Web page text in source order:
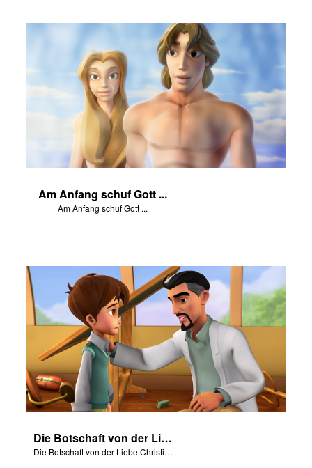
Am Anfang schuf Gott ...
Am Anfang schuf Gott ...
Die Botschaft von der Liebe Christi für uns mit Szenen von „Am Anfang“.
Die Botschaft von der Liebe Christi für uns mit Szenen von „Am Anfang“.